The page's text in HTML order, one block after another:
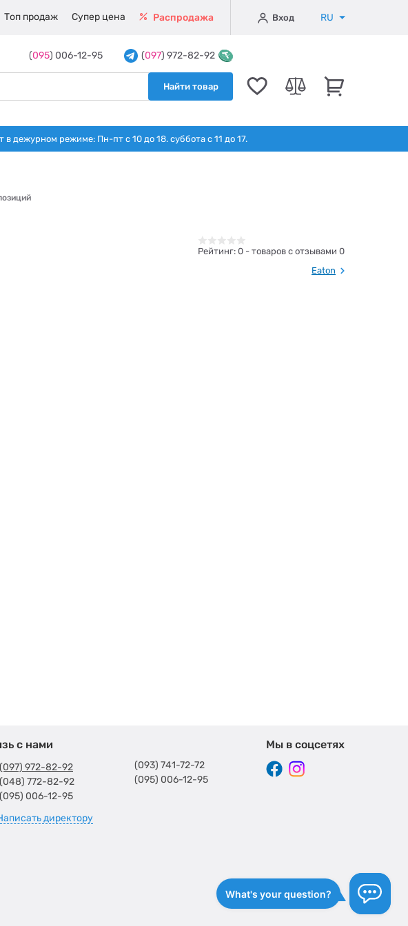
Топ продаж Супер цена Распродажа Вход RU
(095) 006-12-95 (097) 972-82-92
Найти товар
дежурном режиме: Пн-пт с 10 до 18. суббота с 11 до 17.
Рейтинг: 0 - товаров с отзывами 0
Eaton
с нами
(097) 972-82-92
(048) 772-82-92
(095) 006-12-95
директору
(093) 741-72-72
(095) 006-12-95
Мы в соцсетях